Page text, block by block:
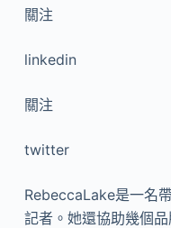
關注
linkedin
關注
twitter
RebeccaLake是一名
記者。她還協助幾個品